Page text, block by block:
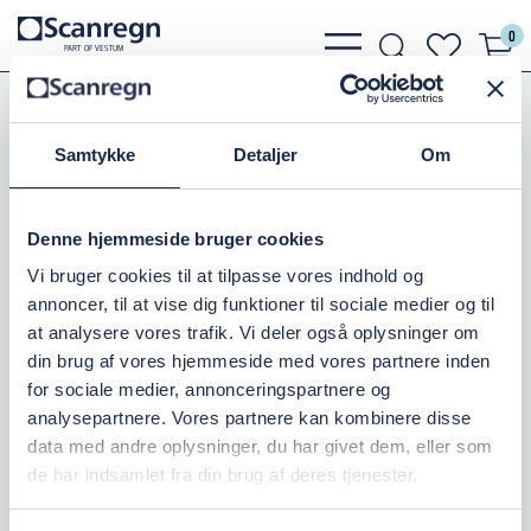
Samtykke Detaljer Om
Denne hjemmeside bruger cookies
Vi bruger cookies til at tilpasse vores indhold og
annoncer, til at vise dig funktioner til sociale medier og til
at analysere vores trafik. Vi deler også oplysninger om
din brug af vores hjemmeside med vores partnere inden
for sociale medier, annonceringspartnere og
analysepartnere. Vores partnere kan kombinere disse
data med andre oplysninger, du har givet dem, eller som
de har indsamlet fra din brug af deres tjenester.
PARTOF VESTUM
bars
light
search
light
heart 0
Slanger, Spændebånd
Trykslanger
HILCOFLEX AGRO 90MM
Varenr.:
På lager: 100+
230,00 DKKinkl. moms
Læg i kurv